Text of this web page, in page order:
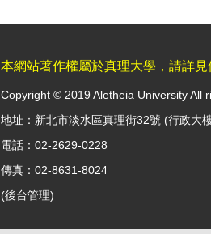
本網站著作權屬於真理大學，請詳見
Copyright © 2019 Aletheia University All
地址：新北市淡水區真理街32號 (行政大
電話：02-2629-0228
傳真：02-8631-8024
(後台管理)